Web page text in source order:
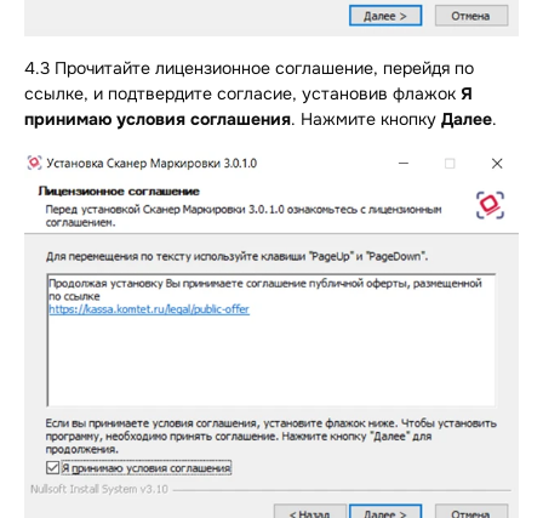
4.3 Прочитайте лицензионное соглашение, перейдя по
ссылке, и подтвердите согласие, установив флажок Я
принимаю условия соглашения. Нажмите кнопку Далее.